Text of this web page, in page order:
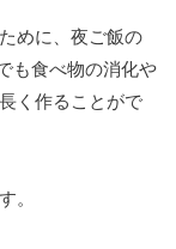
めに、夜ご飯の
も食べ物の消化や
く作ることがで
。